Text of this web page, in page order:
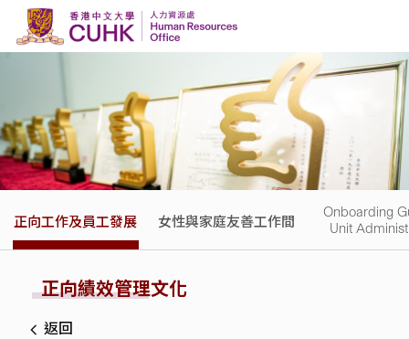
Skip to content
正向工作及員工發展 女性與家庭友善工作間
Onboarding
Unit
正向績效管理文化
返回